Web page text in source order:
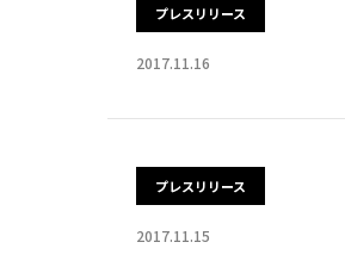
プレスリリース
2017.11.16
プレスリリース
2017.11.15